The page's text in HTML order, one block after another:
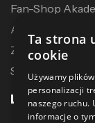
Fan-Shop
Akcesoria
Zostań
Sublimacja
LINKI
Ta strona
cookie
Używamy
personalizacji
naszego ruchu.
informacje o